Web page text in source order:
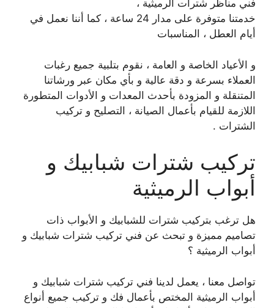
فني مناظر شترات الرميثية ،
خدمتنا متوفرة على مدار 24 ساعة ، كما أننا نعمل في
أيام العطل ، المناسبات
و الأعياد الخاصة و العامة ، نقوم بتلبية جميع رغبات
العملاء بسرعة و دقة عالية و بأي مكان عبر ورشاتنا
المتنقلة و المزودة بأحدث المعدات و الأدوات المتطورة
اللازمة للقيام بأعمال الصيانة ، التصليح و تركيب
الشترات .
تركيب شترات شبابيك و
أبواب الرميثية
هل ترغب بتركيب شترات للشبابيك و الأبواب ذات
تصاميم مميزة و تبحث عن فني تركيب شترات شبابيك و
أبواب الرميثية ؟
تواصل معنا ، يعمل لدينا فني تركيب شترات شبابيك و
أبواب الرميثية المختص بأعمال فك و تركيب جميع أنواع